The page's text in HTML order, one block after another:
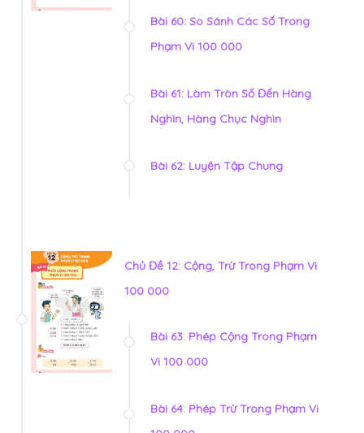
Bài 60: So Sánh Các Số Trong
Phạm Vi 100 000
Bài 61: Làm Tròn Số Đến Hàng
Nghìn, Hàng Chục Nghìn
Bài 62: Luyện Tập Chung
Chủ Đề 12: Cộng, Trừ Trong Phạm Vi
100 000
Bài 63: Phép Cộng Trong Phạm
Vi 100 000
Bài 64: Phép Trừ Trong Phạm Vi